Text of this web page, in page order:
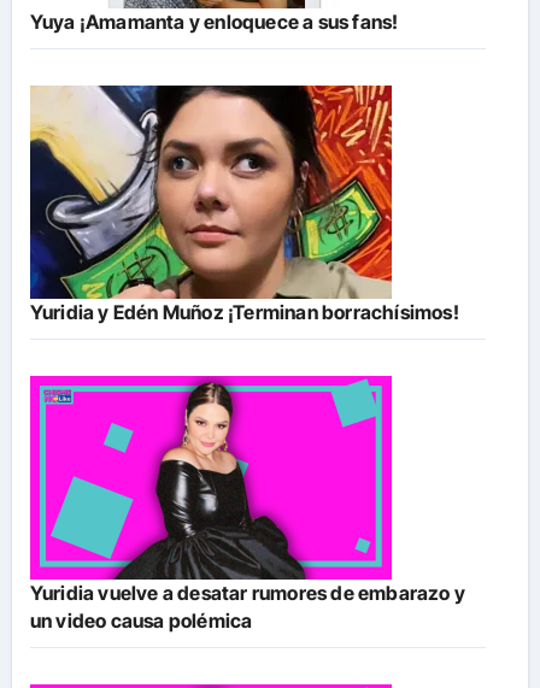
Yuya ¡Amamanta y enloquece a sus fans!
Yuridia y Edén Muñoz ¡Terminan borrachísimos!
Yuridia vuelve a desatar rumores de embarazo y
un video causa polémica